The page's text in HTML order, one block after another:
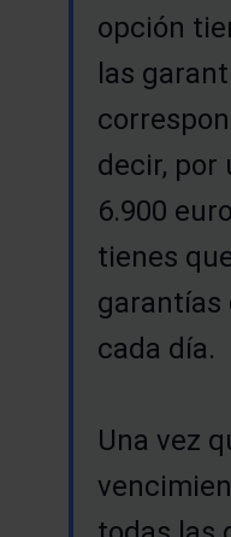
opción
las
decir, por
6.900
tienes
garantías
cada día.
Una vez